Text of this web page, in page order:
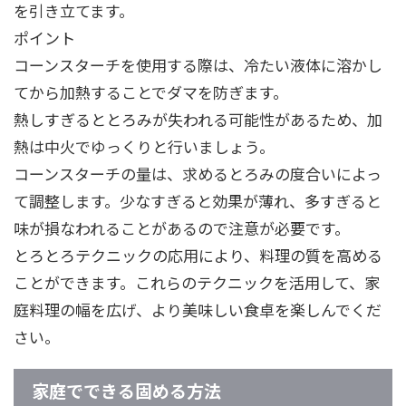
を引き立てます。
ポイント
コーンスターチを使用する際は、冷たい液体に溶かし
てから加熱することでダマを防ぎます。
熱しすぎるととろみが失われる可能性があるため、加
熱は中火でゆっくりと行いましょう。
コーンスターチの量は、求めるとろみの度合いによっ
て調整します。少なすぎると効果が薄れ、多すぎると
味が損なわれることがあるので注意が必要です。
とろとろテクニックの応用により、料理の質を高める
ことができます。これらのテクニックを活用して、家
庭料理の幅を広げ、より美味しい食卓を楽しんでくだ
さい。
家庭でできる固める方法